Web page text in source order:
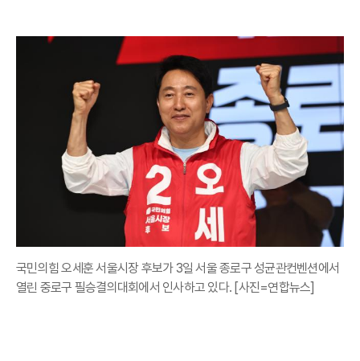
국민의힘 오세훈 서울시장 후보가 3일 서울 종로구 성균관컨벤션에서
열린 중로구 필승결의대회에서 인사하고 있다. [사진=연합뉴스]